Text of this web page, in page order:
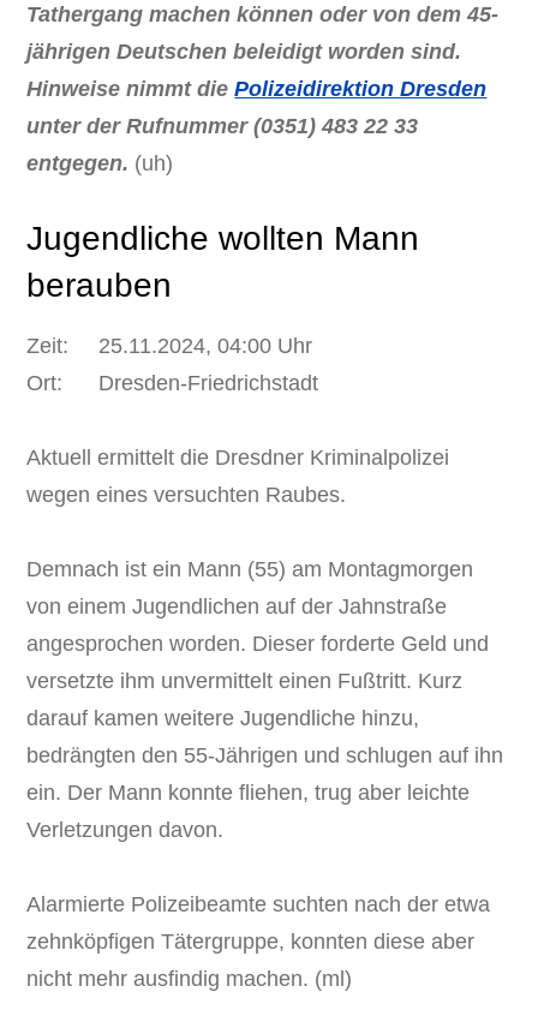
Tathergang machen können oder von dem 45-
jährigen Deutschen beleidigt worden sind.
Hinweise nimmt diePolizeidirektion Dresden
unter der Rufnummer (0351) 483 22 33
entgegen. (uh)
Jugendliche wollten Mann
berauben
Zeit: 25.11.2024, 04:00 Uhr
Ort: Dresden-Friedrichstadt
Aktuell ermittelt die Dresdner Kriminalpolizei
wegen eines versuchten Raubes.
Demnach ist ein Mann (55) am Montagmorgen
von einem Jugendlichen auf der Jahnstraße
angesprochen worden. Dieser forderte Geld und
versetzte ihm unvermittelt einen Fußtritt. Kurz
darauf kamen weitere Jugendliche hinzu,
bedrängten den 55-Jährigen und schlugen auf ihn
ein. Der Mann konnte fliehen, trug aber leichte
Verletzungen davon.
Alarmierte Polizeibeamte suchten nach der etwa
zehnköpfigen Tätergruppe, konnten diese aber
nicht mehr ausfindig machen. (ml)